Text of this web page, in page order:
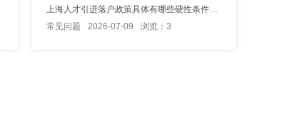
常见问题
2026-07-09 浏览：3